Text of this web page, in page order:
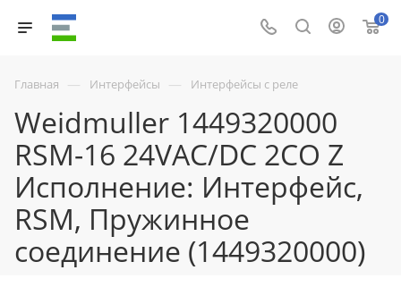
0
Главная — Интерфейсы — Интерфейсы с реле
Weidmuller 1449320000
RSM-16 24VAC/DC 2CO Z
Исполнение: Интерфейс,
RSM, Пружинное
соединение (1449320000)